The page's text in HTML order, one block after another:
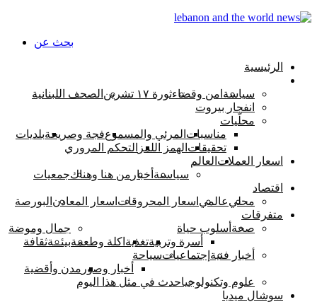
بحث عن
الرئيسية
سياسة امن وقضاءثورة ١٧ تشرين
الصحف اللبنانية
انفجار بيروت
محلّيات
مناسبات المرئي والمسموعفجة وصريحةبلديات
تحقيقات الهمز اللمز التحكم المروري
اسعار العملات العالم
سياسىة أخبار من هنا وهناكجمعيات
اقتصاد
محليعالمي اسعار المحروقات اسعار المعادن البورصة
متفرقات
صحة أسلوب حياة
أسرة وتربيةتغذية اكلة وطعمة
جمال وموضة
بيئــةثقافة
أخبار فنية إجتماعياتسياحة
أخبار وصور مدن وأقضية
علوم وتكنولوجياحدث في مثل هذا اليوم
سوشال ميديا